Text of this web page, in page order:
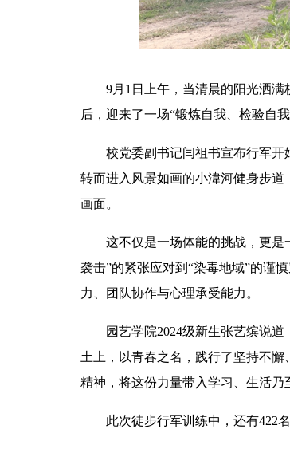
9月1日上午，当清晨的阳光洒
后，迎来了一场“锻炼自我、检验自
校党委副书记闫祖书宣布行军开
转而进入风景如画的小湋河健身步
画面。
这不仅是一场体能的挑战，更是
袭击”的紧张应对到“染毒地域”的谨
力、团队协作与心理承受能力。
园艺学院2024级新生张艺缤说
土上，以青春之名，践行了坚持不懈
精神，将这份力量带入学习、生活
此次徒步行军训练中，还有422